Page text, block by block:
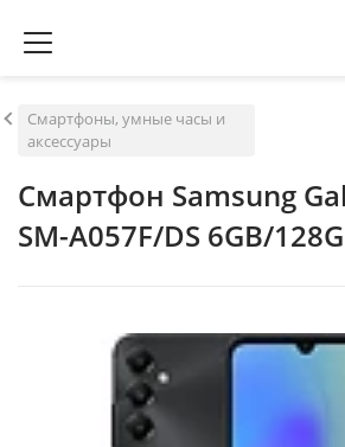
Смартфоны, умные часы и
аксессуары
Смартфон Samsung
SM-A057F/DS 6GB/